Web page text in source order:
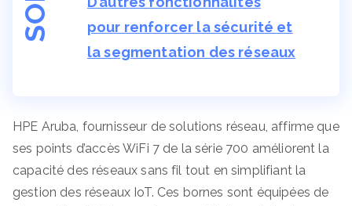
pour renforcer la sécurité et
la segmentation des réseaux
HPE Aruba, fournisseur de solutions réseau, affirme que
ses points d’accès WiFi 7 de la série 700 améliorent la
capacité des réseaux sans fil tout en simplifiant la
gestion des réseaux IoT. Ces bornes sont équipées de